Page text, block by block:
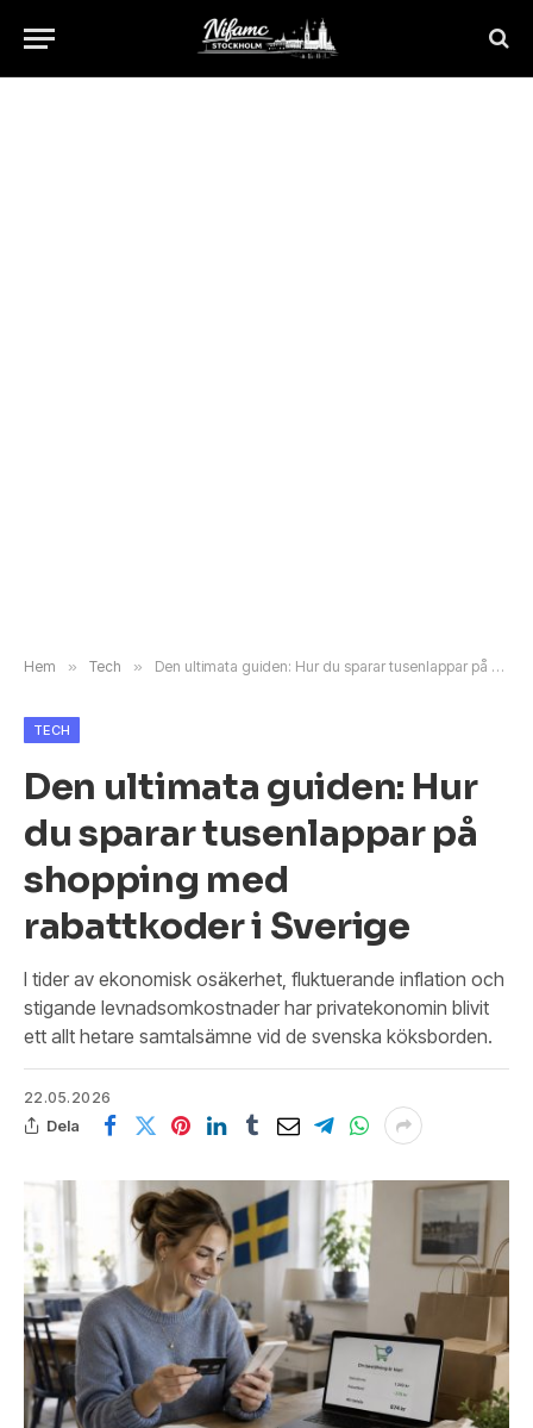
Hem » Tech » Den ultimata guiden: Hur du sparar tusenlappar på shopping med rabattkoder i Sverige
TECH
Den ultimata guiden: Hur
du sparar tusenlappar på
shopping med
rabattkoder i Sverige
I tider av ekonomisk osäkerhet, fluktuerande inflation och
stigande levnadsomkostnader har privatekonomin blivit
ett allt hetare samtalsämne vid de svenska köksborden.
22.05.2026
Dela